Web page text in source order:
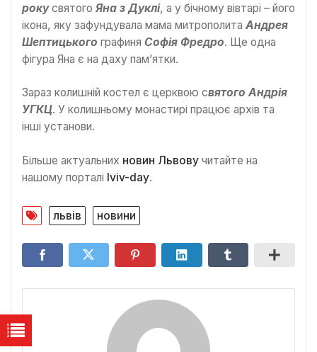
рокусвятого Яна з Дуклі, а у бічному вівтарі – його
ікона, яку зафундувала мама митрополита Андрея
Шептицького графиня Софія Фредро. Ще одна
фігура Яна є на даху пам’ятки.
Зараз колишній костел є церквою святого Андрія
УГКЦ. У колишньому монастирі працює архів та
інші установи.
Більше актуальних новин Львову читайте на
нашому порталі lviv-day.
львів новини